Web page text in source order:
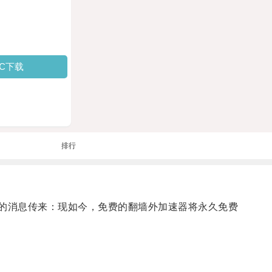
下载
排行
息传来：现如今，免费的翻墙外加速器将永久免费